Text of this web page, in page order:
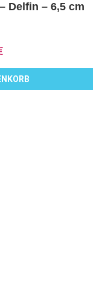
Delfin – 6,5 cm